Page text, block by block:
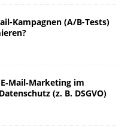
Kampagnen (A/B-Tests)
im
(z. B. DSGVO)